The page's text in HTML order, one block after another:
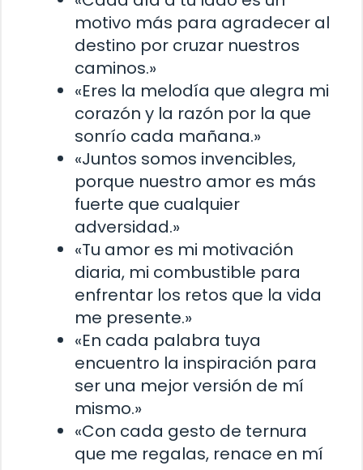
motivo más para agradecer al
destino por cruzar nuestros
caminos.»
«Eres la melodía que alegra mi
corazón y la razón por la que
sonrío cada mañana.»
«Juntos somos invencibles,
porque nuestro amor es más
fuerte que cualquier
adversidad.»
«Tu amor es mi motivación
diaria, mi combustible para
enfrentar los retos que la vida
me presente.»
«En cada palabra tuya
encuentro la inspiración para
ser una mejor versión de mí
mismo.»
«Con cada gesto de ternura
que me regalas, renace en mí